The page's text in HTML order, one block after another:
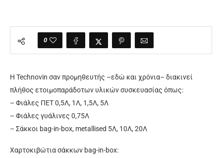
0
Η Technovin σαν προμηθευτής –εδώ και χρόνια– διακινεί
πλήθος ετοιμοπαράδοτων υλικών συσκευασίας όπως:
– Φιάλες ΠΕΤ 0,5Λ, 1Λ, 1,5Λ, 5Λ
– Φιάλες γυάλινες 0,75Λ
– Σάκκοι bag-in-box, metallised 5Λ, 10Λ, 20Λ
Χαρτοκιβώτια σάκκων bag-in-box: